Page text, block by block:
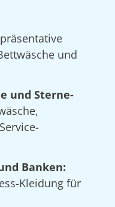
und
und Sterne-
Banken:
Kleidung für